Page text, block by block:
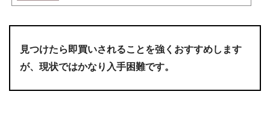
見つけたら即買いされることを強くおすすめします
が、現状ではかなり入手困難です。